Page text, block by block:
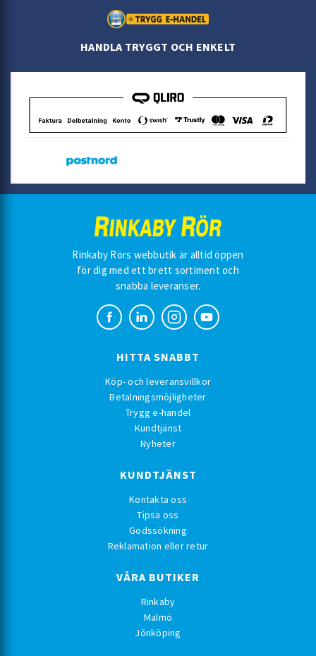
HANDLA TRYGGT OCH ENKELT
Rinkaby Rörs webbutik är alltid öppen
för dig med ett brett sortiment och
snabba leveranser.
HITTA SNABBT
Köp- och leveransvillkor
Betalningsmöjligheter
Trygg e-handel
Kundtjänst
Nyheter
KUNDTJÄNST
Kontakta oss
Tipsa oss
Godssökning
Reklamation eller retur
VÅRA BUTIKER
Rinkaby
Malmö
Jönköping